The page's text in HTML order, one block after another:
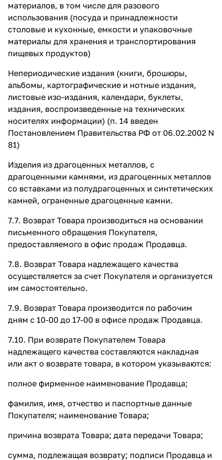
материалов, в том числе для разового
использования (посуда и принадлежности
столовые и кухонные, емкости и упаковочные
материалы для хранения и транспортирования
пищевых продуктов)
Непериодические издания (книги, брошюры,
альбомы, картографические и нотные издания,
листовые изо-издания, календари, буклеты,
издания, воспроизведенные на технических
носителях информации) (п. 14 введен
Постановлением Правительства РФ от 06.02.2002 N
81)
Изделия из драгоценных металлов, с
драгоценными камнями, из драгоценных металлов
со вставками из полудрагоценных и синтетических
камней, ограненные драгоценные камни.
7.7. Возврат Товара производиться на основании
письменного обращения Покупателя,
предоставляемого в офис продаж Продавца.
7.8. Возврат Товара надлежащего качества
осуществляется за счет Покупателя и организуется
им самостоятельно.
7.9. Возврат Товара производится по рабочим
дням с 10-00 до 17-00 в офисе продаж Продавца.
7.10. При возврате Покупателем Товара
надлежащего качества составляются накладная
или акт о возврате товара, в котором указываются:
полное фирменное наименование Продавца;
фамилия, имя, отчество и паспортные данные
Покупателя; наименование Товара;
причина возврата Товара; дата передачи Товара;
сумма, подлежащая возврату; подписи Продавца и